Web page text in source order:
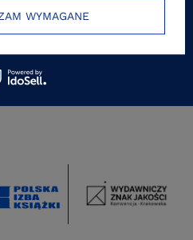
WYMAGANE